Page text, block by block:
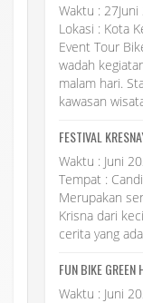
Waktu :
Lokasi : Kota
Event Tour
wadah
malam hari.
kawasan
FESTIVAL
Waktu : Juni
Tempat :
Merupakan
Krisna dari
cerita yang
FUN BIKE GREEN
Waktu : Juni